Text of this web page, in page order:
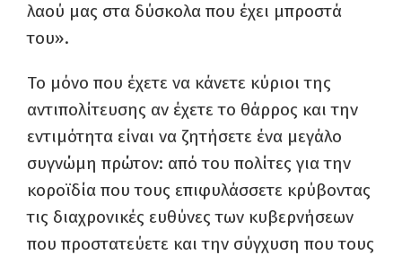
λαού μας στα δύσκολα που έχει μπροστά
του».
Το μόνο που έχετε να κάνετε κύριοι της
αντιπολίτευσης αν έχετε το θάρρος και την
εντιμότητα είναι να ζητήσετε ένα μεγάλο
συγνώμη πρώτον: από του πολίτες για την
κοροϊδία που τους επιφυλάσσετε κρύβοντας
τις διαχρονικές ευθύνες των κυβερνήσεων
που προστατεύετε και την σύγχυση που τους